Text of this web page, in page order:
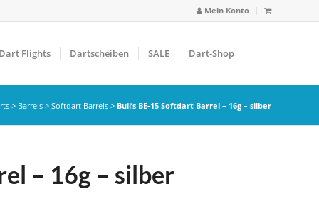
Mein Konto
Dart Flights Dartscheiben SALE Dart-Shop
> Barrels > Softdart Barrels > Bull’s BE-15 Softdart Barrel – 16g – silber
– 16g – silber